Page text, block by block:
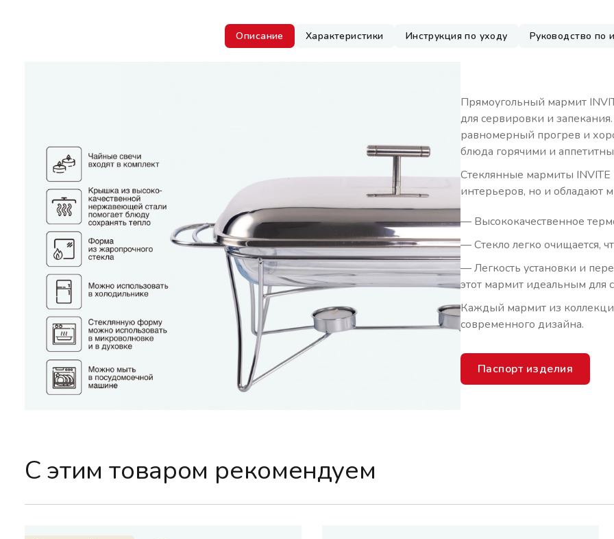
Описание Характеристики Инструкция по уходу Руководство по
Прямоугольный мармит
для сервировки и
равномерный прогрев и
блюда горячими и
Стеклянные мармиты INVITE
интерьеров, но и обладают
— Высококачественное
— Стекло легко очищается,
— Легкость установки и
этот мармит идеальным для
Каждый мармит из
современного дизайна.
Паспорт изделия
С этим товаром рекомендуем